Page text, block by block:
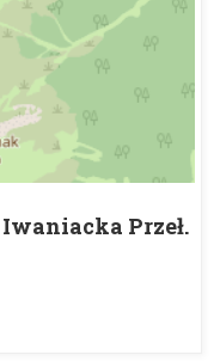
Iwaniacka Przeł.